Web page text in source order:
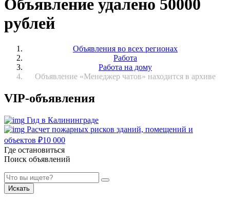
Объявление удалено 50000
рублей
Объявления во всех регионах
Работа
Работа на дому
Объявление «Менеджер чатов» находится в архиве
VIP-объявления
Гид в Калининграде
Расчет пожарных рисков зданий, помещений и
объектов ₽10 000
Где остановиться
Поиск объявлений
Искать